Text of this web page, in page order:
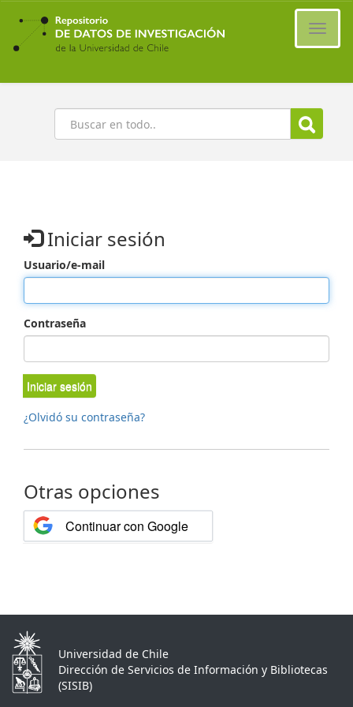
Ir
contenido
principal
Buscar
Iniciar sesión
Usuario/e-mail
Contraseña
Iniciar sesión
¿Olvidó su contraseña?
Otras opciones
Continuar con Google
Universidad de Chile
Dirección de Servicios de Información y Bibliotecas
(SISIB)